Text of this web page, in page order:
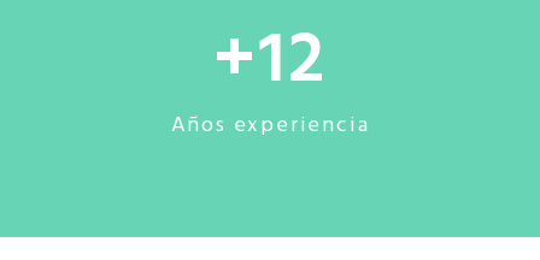
12
Años experiencia